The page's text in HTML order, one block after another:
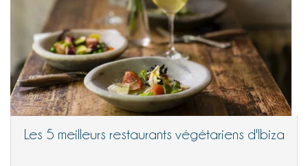
Les 5 meilleurs restaurants végétariens d'Ibiza